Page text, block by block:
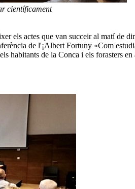
científicament
els actes que van succeir al matí de
de l'¡Albert Fortuny «Com
habitants de la Conca i els forasters